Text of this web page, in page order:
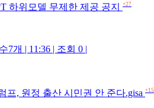
하위모델 무제한 제공 공지 +27
7개 | 11:36 | 조회 0 |
프, 원정 출산 시민권 안 준다.gisa +15